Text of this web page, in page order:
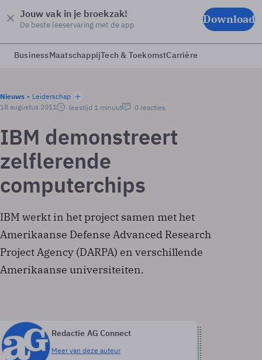
Jouw vak in je broekzak!
De beste leeservaring met de app Download
BusinessMaatschappijTech & ToekomstCarrière
Nieuws
Leiderschap
18 augustus 2011
leestijd 1 minuut 0 reacties
IBM demonstreert
zelflerende
computerchips
IBM werkt in het project samen met het
Amerikaanse Defense Advanced Research
Project Agency (DARPA) en verschillende
Amerikaanse universiteiten.
Redactie AG Connect
Meer van deze auteur